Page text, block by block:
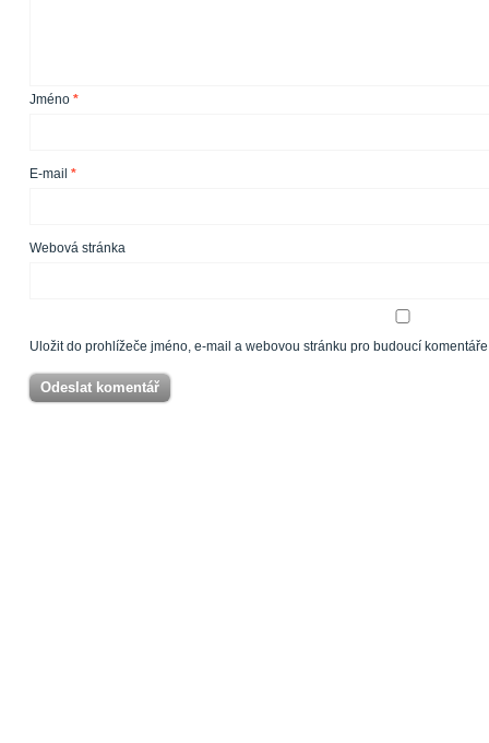
Jméno *
E-mail *
Webová stránka
Uložit do prohlížeče jméno, e-mail a webovou stránku pro budoucí